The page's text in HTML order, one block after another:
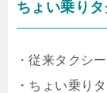
ちょい乗り
・従来タクシ
・ちょい乗り